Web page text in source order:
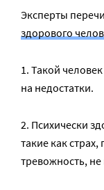
Эксперты
здорового
1. Такой
на недостатки.
2. Психически
такие как
тревожность,